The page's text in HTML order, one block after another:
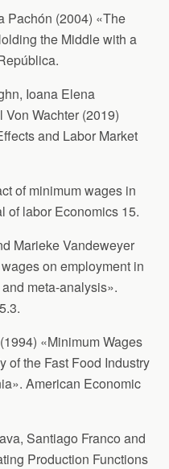
Pachón (2004) «The
the Middle with a
Ioana Elena
Wachter (2019)
and Labor Market
of minimum wages in
of labor Economics 15.
Marieke Vandeweyer
on employment in
meta-analysis».
«Minimum Wages
of the Fast Food Industry
American Economic
Santiago Franco and
Production Functions